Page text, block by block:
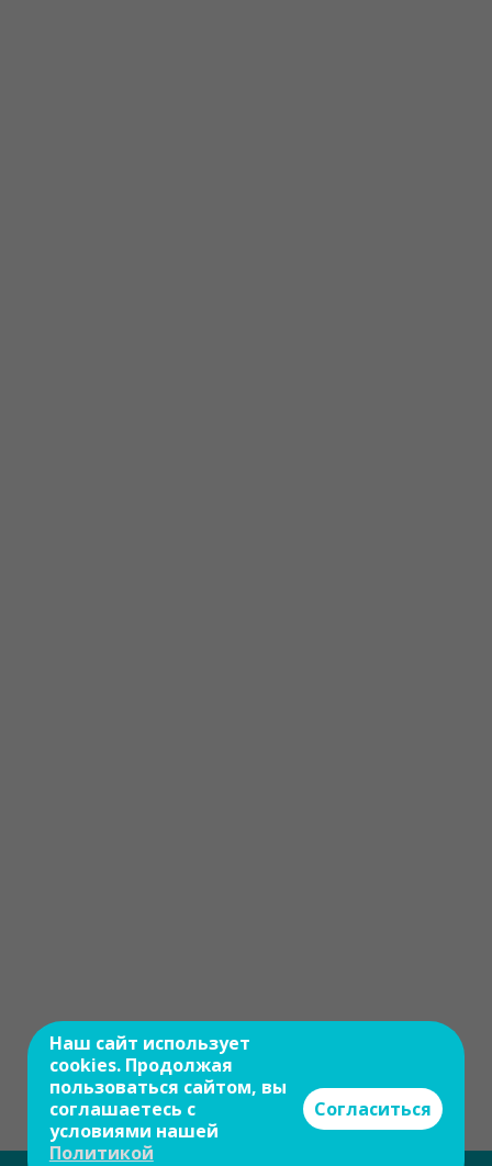
Наш сайт использует
cookies. Продолжая
пользоваться сайтом, вы
соглашаетесь с
условиями нашей
Политикой
Согласиться